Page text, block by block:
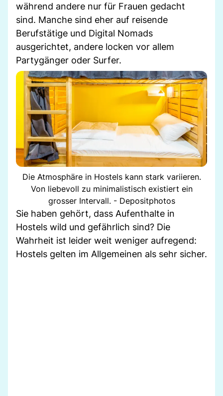
während andere nur für Frauen gedacht
sind. Manche sind eher auf reisende
Berufstätige und Digital Nomads
ausgerichtet, andere locken vor allem
Partygänger oder Surfer.
Die Atmosphäre in Hostels kann stark variieren.
Von liebevoll zu minimalistisch existiert ein
grosser Intervall. - Depositphotos
Sie haben gehört, dass Aufenthalte in
Hostels wild und gefährlich sind? Die
Wahrheit ist leider weit weniger aufregend:
Hostels gelten im Allgemeinen als sehr sicher.